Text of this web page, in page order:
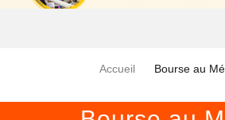
Accueil Bourse au